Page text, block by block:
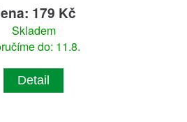
179 Kč
Skladem
do: 11.8.
Detail